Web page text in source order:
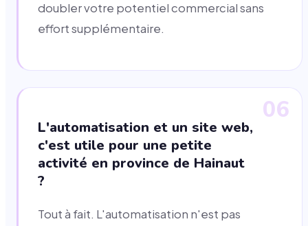
doubler votre potentiel commercial sans
effort supplémentaire.
06
L'automatisation et un site web,
c'est utile pour une petite
activité en province de Hainaut
?
Tout à fait. L'automatisation n'est pas